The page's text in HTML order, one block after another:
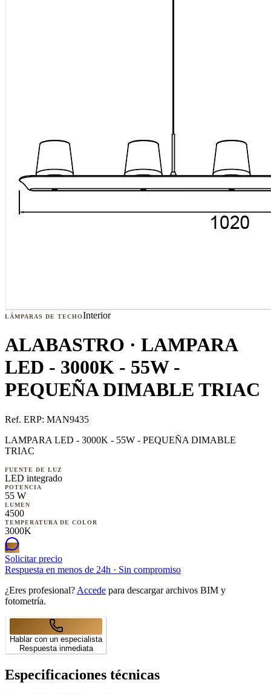
LÁMPARAS DE TECHOInterior
ALABASTRO · LAMPARA
LED - 3000K - 55W -
PEQUEÑA DIMABLE TRIAC
Ref. ERP: MAN9435
LAMPARA LED - 3000K - 55W - PEQUEÑA DIMABLE
TRIAC
FUENTE DE LUZ
LED integrado
POTENCIA
55 W
LUMEN
4500
TEMPERATURA DE COLOR
3000K
Solicitar precio
Respuesta en menos de 24h · Sin compromiso
¿Eres profesional? Accede para descargar archivos BIM y
fotometría.
Hablar con un especialista
Respuesta inmediata
Especificaciones técnicas